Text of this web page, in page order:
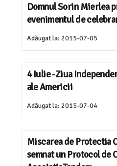
Domnul Sorin Mierlea
evenimentul de
Adăugat la: 2015-07-05
4 Iulie -Ziua
ale Americii
Adăugat la: 2015-07-04
Miscarea de Protectia
semnat un Protocol de